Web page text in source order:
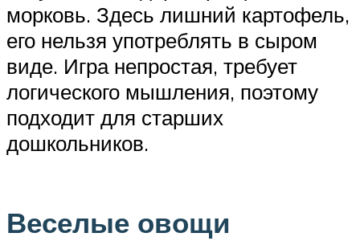
морковь. Здесь лишний картофель,
его нельзя употреблять в сыром
виде. Игра непростая, требует
логического мышления, поэтому
подходит для старших
дошкольников.
Веселые овощи